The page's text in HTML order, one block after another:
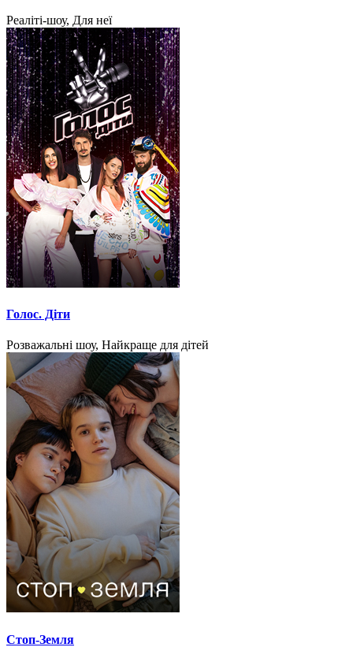
Реаліті-шоу, Для неї
Голос. Діти
Розважальні шоу, Найкраще для дітей
Стоп-Земля